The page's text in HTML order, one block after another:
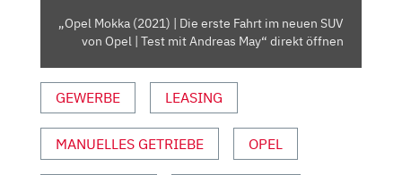
NEUEN
OPEL
MIT
ANDREAS
„Opel Mokka (2021) | Die erste Fahrt im neuen SUV
von Opel | Test mit Andreas May“ direkt öffnen
GEWERBE LEASING
MANUELLES GETRIEBE OPEL